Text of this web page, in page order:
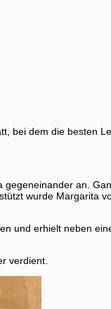
bei dem die besten
an.
wurde Margarita
und erhielt neben
verdient.